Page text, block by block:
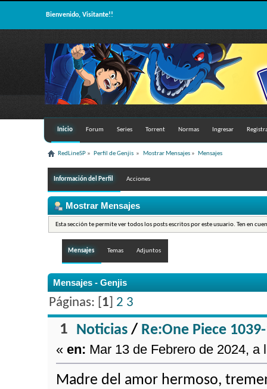
Bienvenido, Visitante!!
Inicio Forum Series Torrent Normas Ingresar
RedLineSP » Perfil de Genjis » Mostrar Mensajes» Mensajes
Información del Perfil Acciones
Mostrar Mensajes
Esta sección te permite ver todos los posts escritos por este usuario. Ten en
Mensajes Temas Adjuntos
Mensajes - Genjis
Páginas: [ 1 2 3
1 Noticias/ Re:One Piece
«en: Mar 13 de Febrero de 2024, a
Madre del amor hermoso,